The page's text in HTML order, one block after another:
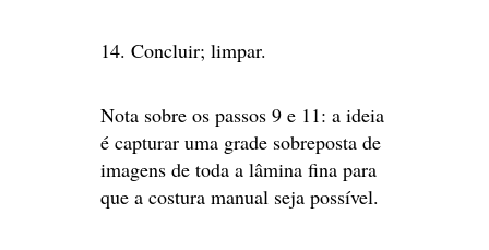
14. Concluir; limpar.
Nota sobre os passos 9 e 11: a ideia
é capturar uma grade sobreposta de
imagens de toda a lâmina fina para
que a costura manual seja possível.